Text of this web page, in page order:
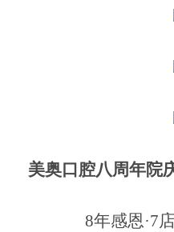
美奥口腔八周年院
8年感恩·7